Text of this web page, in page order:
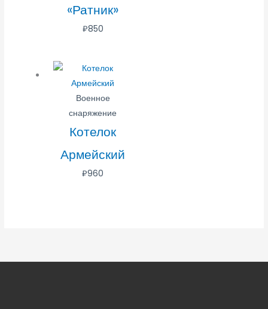
«Ратник»
₽850
Военное
снаряжение
Котелок
Армейский
₽960